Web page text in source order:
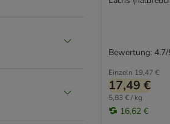
Einzeln 19,47 €
17,49 €
5,83 € / kg
16,62 €
Bewertung: